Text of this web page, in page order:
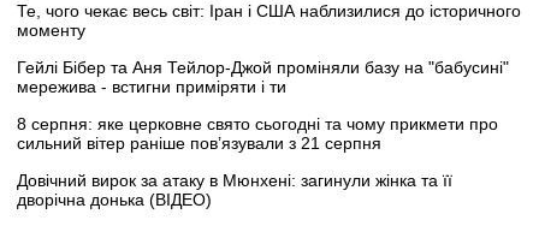
Те, чого чекає весь світ: Іран і США наблизилися до історичного
моменту
Гейлі Бібер та Аня Тейлор-Джой проміняли базу на "бабусині"
мережива - встигни приміряти і ти
8 серпня: яке церковне свято сьогодні та чому прикмети про
сильний вітер раніше пов’язували з 21 серпня
Довічний вирок за атаку в Мюнхені: загинули жінка та її
дворічна донька (ВІДЕО)